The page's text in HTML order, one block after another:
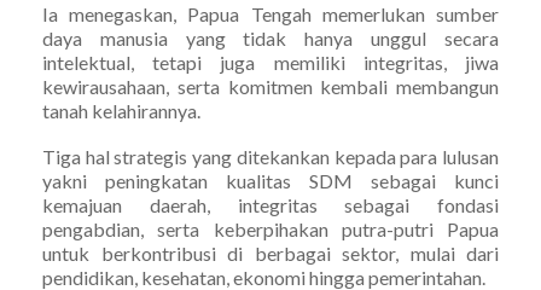
Ia menegaskan, Papua Tengah memerlukan sumber
daya manusia yang tidak hanya unggul secara
intelektual, tetapi juga memiliki integritas, jiwa
kewirausahaan, serta komitmen kembali membangun
tanah kelahirannya.
Tiga hal strategis yang ditekankan kepada para lulusan
yakni peningkatan kualitas SDM sebagai kunci
kemajuan daerah, integritas sebagai fondasi
pengabdian, serta keberpihakan putra-putri Papua
untuk berkontribusi di berbagai sektor, mulai dari
pendidikan, kesehatan, ekonomi hingga pemerintahan.